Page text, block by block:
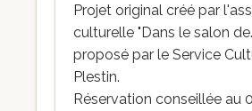
Projet original créé par
culturelle "Dans le salon
proposé par le Service
Plestin.
Réservation conseillée au